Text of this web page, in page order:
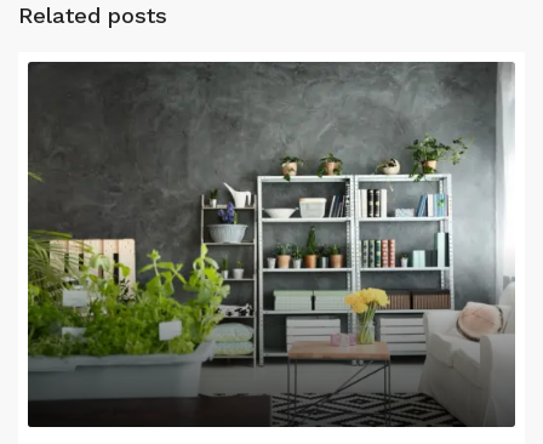
Related posts